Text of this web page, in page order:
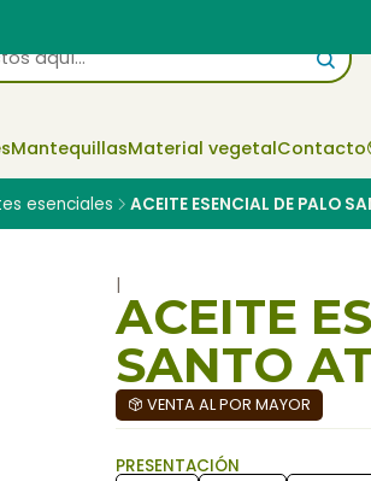
MantequillasMaterial vegetalContacto
esenciales ACEITE ESENCIAL DE PALO
|
ACEITE
SANTO
VENTA AL POR MAYOR
PRESENTACIÓN